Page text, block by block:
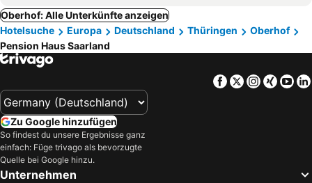
Oberhof: Alle Unterkünfte anzeigen
Hotelsuche
Europa Deutschland Thüringen
Oberhof
Pension Haus Saarland
Facebook
TwitterXing
Zu Google hinzufügen
So findest du unsere Ergebnisse ganz
einfach: Füge trivago als bevorzugte
Quelle bei Google hinzu.
Unternehmen